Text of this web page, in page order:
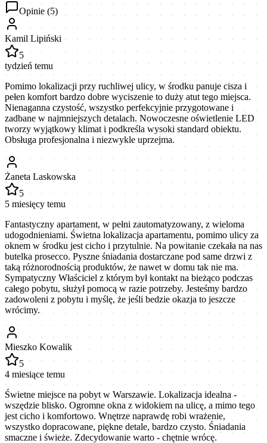
Opinie (5)
Kamil Lipiński
5
tydzień temu
Pomimo lokalizacji przy ruchliwej ulicy, w środku panuje cisza i
pełen komfort bardzo dobre wyciszenie to duży atut tego miejsca.
Nienaganna czystość, wszystko perfekcyjnie przygotowane i
zadbane w najmniejszych detalach. Nowoczesne oświetlenie LED
tworzy wyjątkowy klimat i podkreśla wysoki standard obiektu.
Obsługa profesjonalna i niezwykle uprzejma.
Żaneta Laskowska
5
5 miesięcy temu
Fantastyczny apartament, w pełni zautomatyzowany, z wieloma
udogodnieniami. Świetna lokalizacja apartamentu, pomimo ulicy za
oknem w środku jest cicho i przytulnie. Na powitanie czekała na nas
butelka prosecco. Pyszne śniadania dostarczane pod same drzwi z
taką różnorodnością produktów, że nawet w domu tak nie ma.
Sympatyczny Właściciel z którym był kontakt na bieżąco podczas
całego pobytu, służył pomocą w razie potrzeby. Jesteśmy bardzo
zadowoleni z pobytu i myślę, że jeśli bedzie okazja to jeszcze
wrócimy.
Mieszko Kowalik
5
4 miesiące temu
Świetne miejsce na pobyt w Warszawie. Lokalizacja idealna -
wszędzie blisko. Ogromne okna z widokiem na ulicę, a mimo tego
jest cicho i komfortowo. Wnętrze naprawdę robi wrażenie,
wszystko dopracowane, piękne detale, bardzo czysto. Śniadania
smaczne i świeże. Zdecydowanie warto - chętnie wrócę.